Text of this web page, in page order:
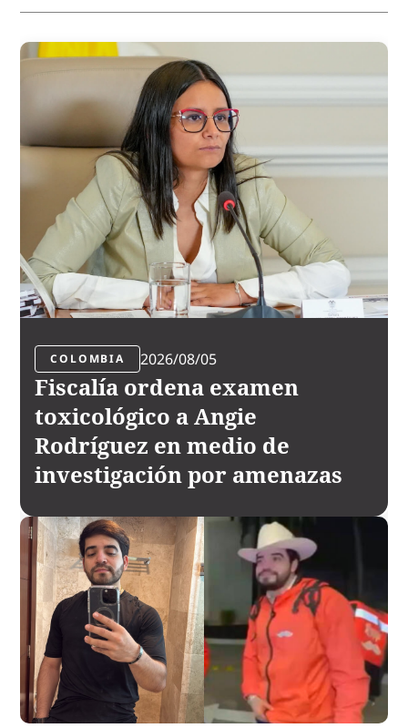
COLOMBIA 2026/08/05
Fiscalía ordena examen
toxicológico a Angie
Rodríguez en medio de
investigación por amenazas